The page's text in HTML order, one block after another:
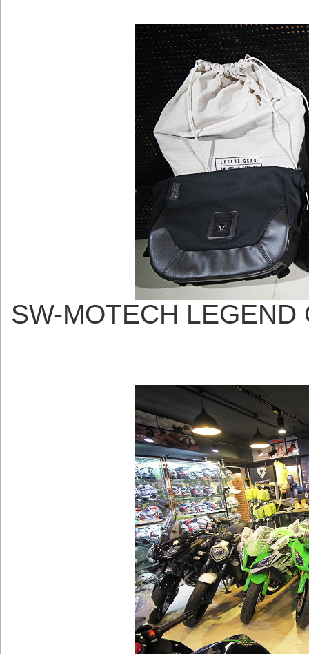
SW-MOTECH